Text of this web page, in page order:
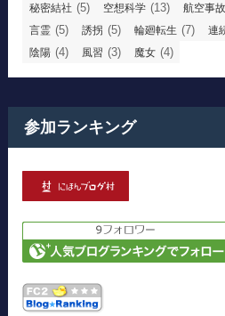
秘密結社 (5) 空想科学 (13) 航空事故
言霊 (5) 誘拐 (5) 輪廻転生 (7) 連
陰陽 (4) 風習 (3) 魔女 (4)
参加ランキング